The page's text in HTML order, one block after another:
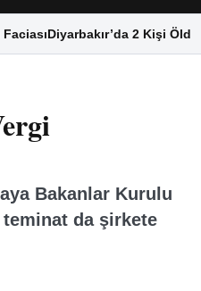
Diyarbakır’da 2 Kişi Öldü
Bakanlar Kurulu
teminat da şirkete